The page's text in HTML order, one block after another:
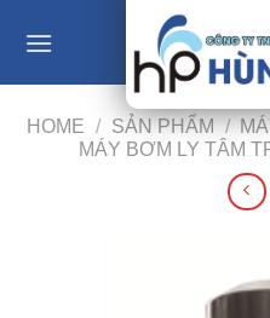
HOME / SẢN PHẨM /
MÁY BƠM LY TÂM